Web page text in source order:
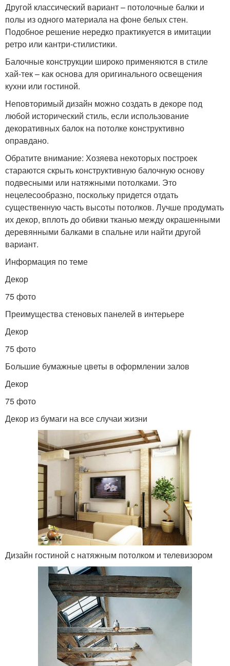
Другой классический вариант – потолочные балки и
полы из одного материала на фоне белых стен.
Подобное решение нередко практикуется в имитации
ретро или кантри-стилистики.
Балочные конструкции широко применяются в стиле
хай-тек – как основа для оригинального освещения
кухни или гостиной.
Неповторимый дизайн можно создать в декоре под
любой исторический стиль, если использование
декоративных балок на потолке конструктивно
оправдано.
Обратите внимание: Хозяева некоторых построек
стараются скрыть конструктивную балочную основу
подвесными или натяжными потолками. Это
нецелесообразно, поскольку придется отдать
существенную часть высоты потолков. Лучше продумать
их декор, вплоть до обивки тканью между окрашенными
деревянными балками в спальне или найти другой
вариант.
Информация по теме
Декор
75 фото
Преимущества стеновых панелей в интерьере
Декор
75 фото
Большие бумажные цветы в оформлении залов
Декор
75 фото
Декор из бумаги на все случаи жизни
Дизайн гостиной с натяжным потолком и телевизором